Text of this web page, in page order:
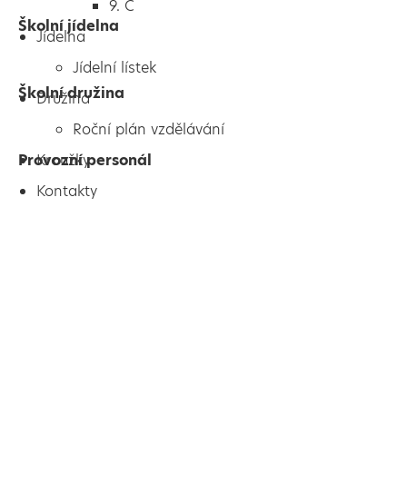
9. C
Jídelna
Jídelní lístek
Družina
Roční plán vzdělávání
Kroužky
Kontakty
Školní jídelna
Školní družina
Provozní personál